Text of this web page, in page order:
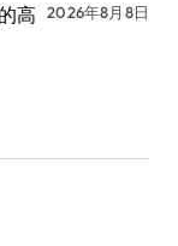
高
2026年8月8日